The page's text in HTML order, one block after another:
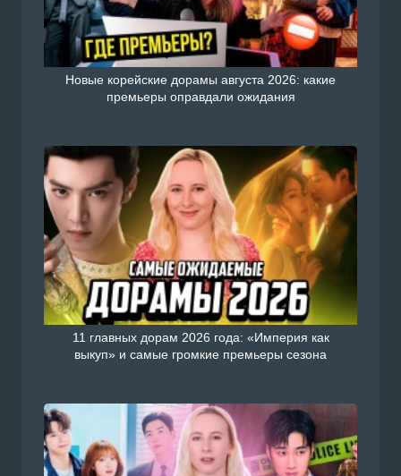
Смотреть Китайский сериал дорама У тебя
есть сегодня / Мой босс с русской озвучкой
н на сайте Doramiru.com
doramiru.com
Новые корейские дорамы августа 2026: какие
премьеры оправдали ожидания
11 главных дорам 2026 года: «Империя как
выкуп» и самые громкие премьеры сезона